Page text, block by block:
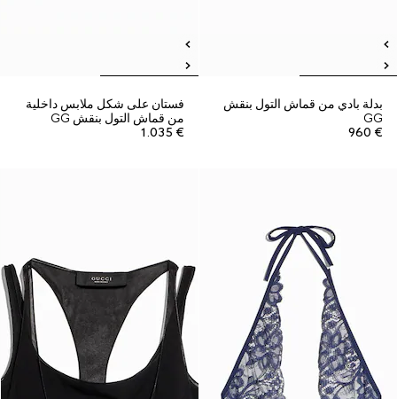
بدلة بادي من قماش التول بنقش
GG
€ 960
فستان على شكل ملابس داخلية
من قماش التول بنقش GG
€ 1.035